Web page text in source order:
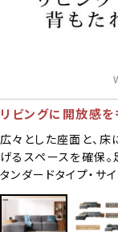
リビングに開放感を
広々とした座面と、
げるスペースを確保
タンダードタイプ・サ